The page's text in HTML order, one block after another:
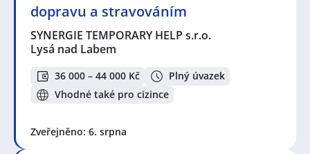
dopravu a stravováním
SYNERGIE TEMPORARY HELP s.r.o.
Lysá nad Labem
36 000 – 44 000 Kč
Plný úvazek
Vhodné také pro cizince
Zveřejněno: 6. srpna